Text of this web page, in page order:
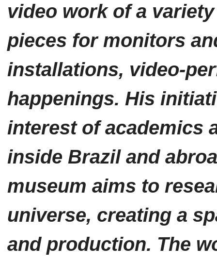
video work of a
pieces for monitors
installations, video-
happenings. His
interest of academics
inside Brazil and
museum aims to
universe, creating a
and production. The